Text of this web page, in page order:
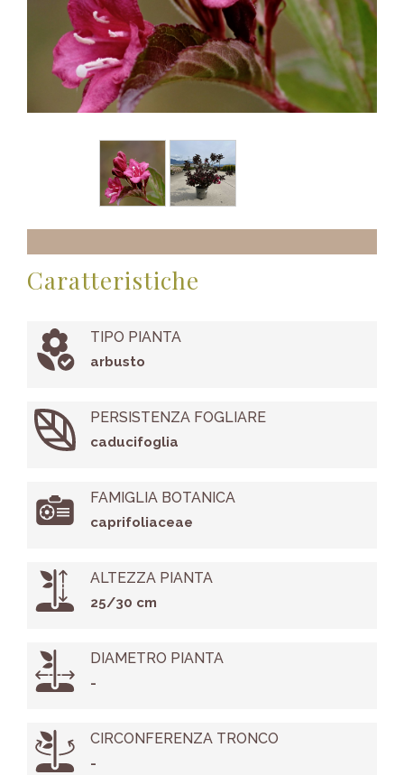
Caratteristiche
TIPO PIANTA
arbusto
PERSISTENZA FOGLIARE
caducifoglia
FAMIGLIA BOTANICA
caprifoliaceae
ALTEZZA PIANTA
25/30 cm
DIAMETRO PIANTA
-
CIRCONFERENZA TRONCO
-